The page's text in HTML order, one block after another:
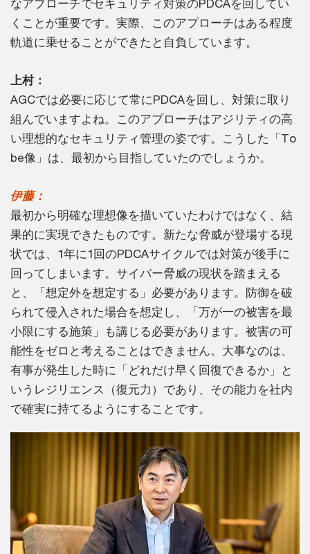
なアプローチでセキュリティ対策のPDCAを回してい
くことが重要です。実際、このアプローチはある程度
軌道に乗せることができたと自負しています。
上村：
AGCでは必要に応じて常にPDCAを回し、対策に取り
組んでいますよね。このアプローチはアジリティの高
い理想的なセキュリティ管理の姿です。こうした「To
be像」は、最初から目指していたのでしょうか。
伊藤：
最初から明確な理想像を描いていたわけではなく、結
果的に実現できたものです。新たな脅威が登場する現
状では、1年に1回のPDCAサイクルでは対策が後手に
回ってしまいます。サイバー脅威の現状を踏まえる
と、「想定外を想定する」必要があります。防御を破
られて侵入された場合を想定し、「万が一の被害を最
小限にする施策」も講じる必要があります。被害の可
能性をゼロと考えることはできません。大事なのは、
有事が発生した時に「どれだけ早く回復できるか」と
いうレジリエンス（復元力）であり、その能力を社内
で確実に持てるようにすることです。